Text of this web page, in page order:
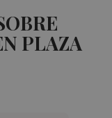
PLAZA